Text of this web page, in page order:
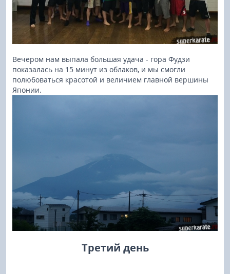
Вечером нам выпала большая удача - гора Фудзи
показалась на 15 минут из облаков, и мы смогли
полюбоваться красотой и величием главной вершины
Японии.
Третий день